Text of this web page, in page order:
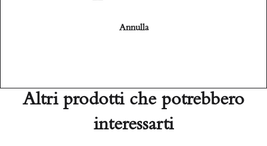
Annulla
Altri prodotti che potrebbero
interessarti